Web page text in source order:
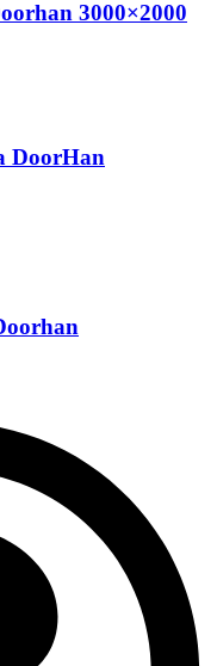
3000×2000
DoorHan